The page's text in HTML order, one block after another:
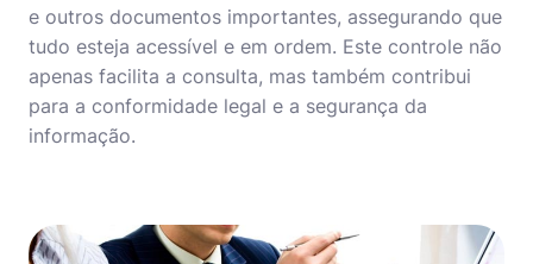
e outros documentos importantes, assegurando que
tudo esteja acessível e em ordem. Este controle não
apenas facilita a consulta, mas também contribui
para a conformidade legal e a segurança da
informação.